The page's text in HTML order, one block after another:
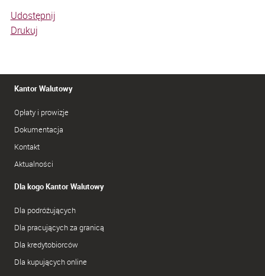
Udostępnij
Drukuj
Kantor Walutowy
Opłaty i prowizje
Dokumentacja
Kontakt
Aktualności
Dla kogo Kantor Walutowy
Dla podróżujących
Dla pracujących za granicą
Dla kredytobiorców
Dla kupujących online